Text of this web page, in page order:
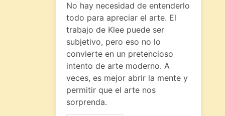
No hay necesidad de entenderlo
todo para apreciar el arte. El
trabajo de Klee puede ser
subjetivo, pero eso no lo
convierte en un pretencioso
intento de arte moderno. A
veces, es mejor abrir la mente y
permitir que el arte nos
sorprenda.